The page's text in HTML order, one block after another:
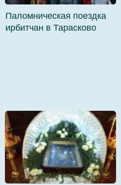
Паломническая поездка
ирбитчан в Тарасково